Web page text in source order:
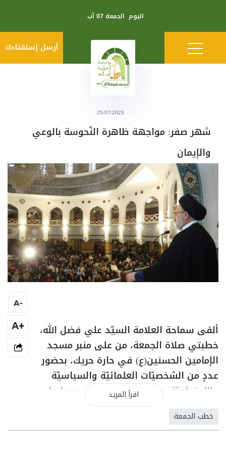
اليوم الجمعة 07 آب
أرسل إستفتاءك
25/07/2025
شهر صفر: مواجهة ظاهرة النّحوسة بالوعي
والإيمان
ألقى سماحة العلامة السيّد علي فضل الله،
خطبتي صلاة الجمعة، من على منبر مسجد
الإمامين الحسنين(ع) في حارة حريك، بحضور
عددٍ من الشخصيّات العلمائيّة والسياسيّة
والاجتماعيّة، وحشدٍ من المؤمنين ومما جاء
في خطبتيه:
الخطبة الاولى
اقرأ المزيد
-
A
+A
خطب الجمعة